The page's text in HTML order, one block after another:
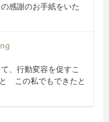
感謝のお手紙をいた
、行動変容を促すこ
この私でもできたと